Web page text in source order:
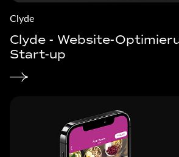
Clyde
Clyde - Website-
Start-up